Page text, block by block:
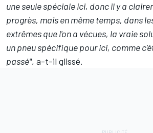
une seule spéciale ici, donc il y a
progrès, mais en même temps, dans
extrêmes que l'on a vécues, la vraie
un pneu spécifique pour ici, comme
passé", a-t-il glissé.